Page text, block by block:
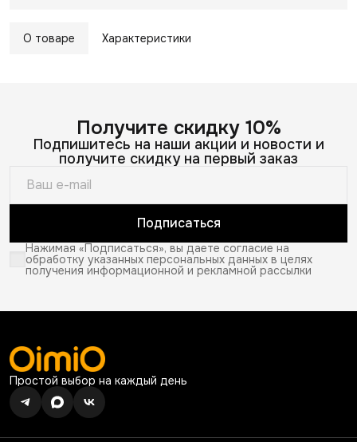
О товаре Характеристики
Получите скидку 10%
Подпишитесь на наши акции и новости и
получите скидку на первый заказ
Подписаться
Нажимая «Подписаться», вы даете согласие на
обработку указанных персональных данных в целях
получения информационной и рекламной рассылки
Простой выбор на каждый день